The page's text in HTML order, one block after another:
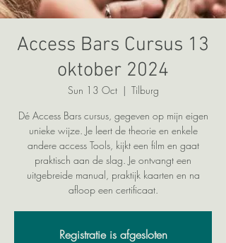
Access Bars Cursus 13
oktober 2024
Sun 13 Oct
  |
Tilburg
Dé Access Bars cursus, gegeven op mijn eigen
unieke wijze. Je leert de theorie en enkele
andere access Tools, kijkt een film en gaat
praktisch aan de slag. Je ontvangt een
uitgebreide manual, praktijk kaarten en na
afloop een certificaat.
Registratie is afgesloten